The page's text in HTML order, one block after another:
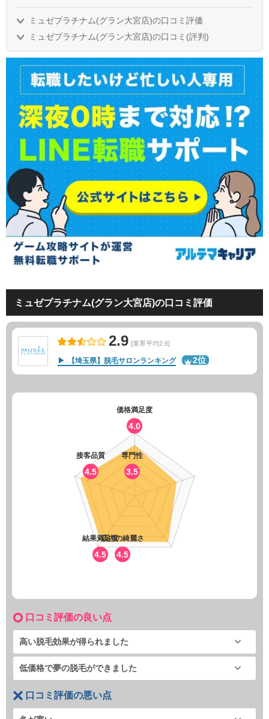
ミュゼプラチナム(グラン大宮店)の口コミ評価
ミュゼプラチナム(グラン大宮店)の口コミ(評判)
ミュゼプラチナム(グラン大宮店)の口コミ評価
2.9 [業界平均2.6]
【埼玉県】脱毛サロンランキング 2位
価格満足度
4.0
専門性
3.5
店内の綺麗さ
4.5
結果満足度
4.5
接客品質
4.5
口コミ評価の良い点
高い脱毛効果が得られました
低価格で夢の脱毛ができました
口コミ評価の悪い点